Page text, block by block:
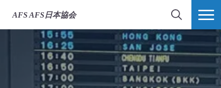
AFS AFS日本協会
検索 MORE